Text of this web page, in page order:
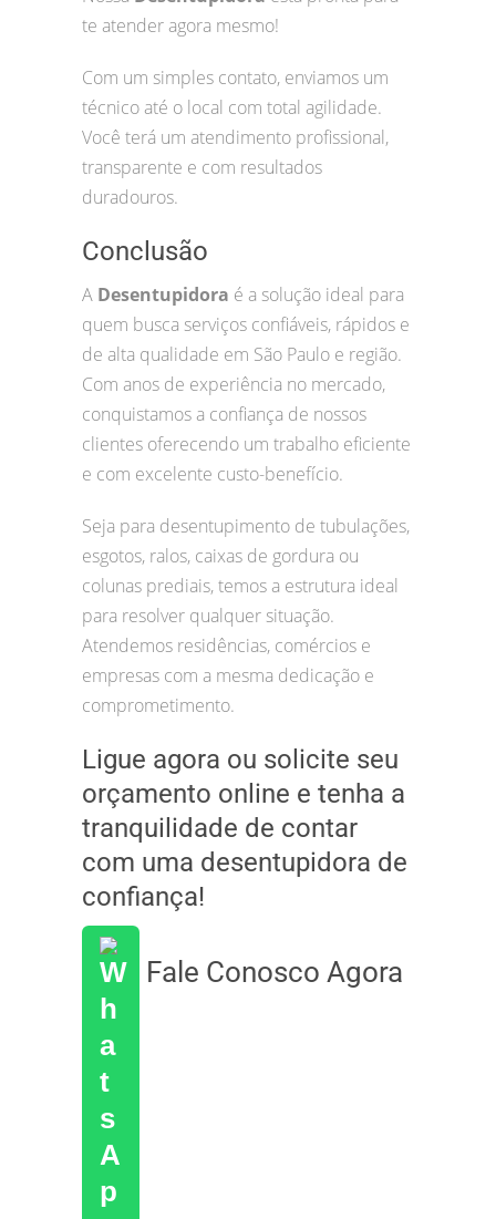
te atender agora mesmo!
Com um simples contato, enviamos um
técnico até o local com total agilidade.
Você terá um atendimento profissional,
transparente e com resultados
duradouros.
Conclusão
A Desentupidora é a solução ideal para
quem busca serviços confiáveis, rápidos e
de alta qualidade em São Paulo e região.
Com anos de experiência no mercado,
conquistamos a confiança de nossos
clientes oferecendo um trabalho eficiente
e com excelente custo-benefício.
Seja para desentupimento de tubulações,
esgotos, ralos, caixas de gordura ou
colunas prediais, temos a estrutura ideal
para resolver qualquer situação.
Atendemos residências, comércios e
empresas com a mesma dedicação e
comprometimento.
Ligue agora ou solicite seu
orçamento online e tenha a
tranquilidade de contar
com uma desentupidora de
confiança!
Fale Conosco Agora